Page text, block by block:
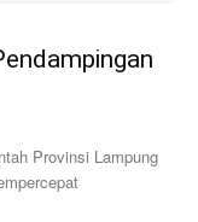
Provinsi Lampung